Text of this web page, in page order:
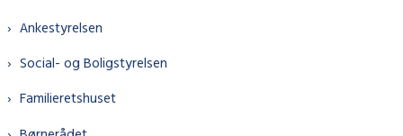
Ankestyrelsen
Social- og Boligstyrelsen
Familieretshuset